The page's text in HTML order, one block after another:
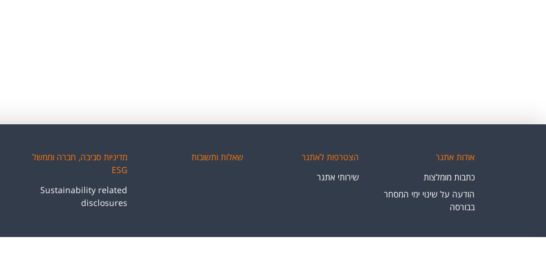
אודות אתגר
כתבות מומלצות
הודעה על שינוי ימי המסחר
בבורסה
הצטרפות לאתגר
שירותי אתגר
שאלות ותשובות
מדיניות סביבה, חברה וממשל
ESG
Sustainability related
disclosures